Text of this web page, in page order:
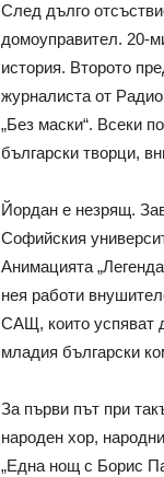
След дълго
домоуправител. 20-
история. Второто
журналиста от
„Без маски“. Всеки
български творци,
Йордан е незрящ.
Софийския
Анимацията
нея работи
САЩ, които успяват
младия български
За първи път при
народен хор,
„Една нощ с Борис